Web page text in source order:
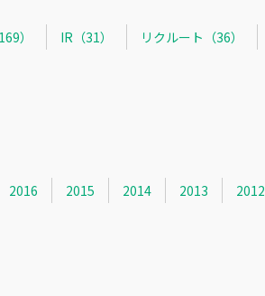
） IR（31） リクルート（36）
2016 2015 2014 2013 2012